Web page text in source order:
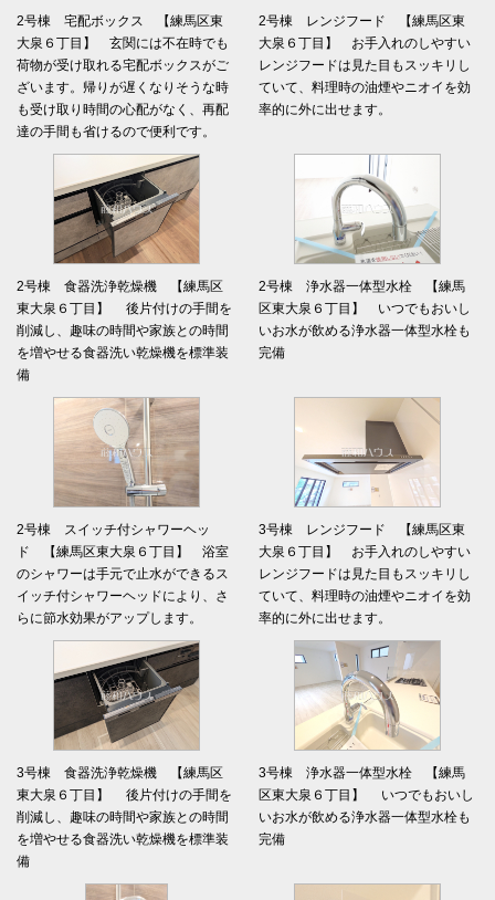
2号棟 宅配ボックス 【練馬区東
大泉６丁目】 玄関には不在時でも
荷物が受け取れる宅配ボックスがご
ざいます。帰りが遅くなりそうな時
も受け取り時間の心配がなく、再配
達の手間も省けるので便利です。
2号棟 レンジフード 【練馬区東
大泉６丁目】 お手入れのしやすい
レンジフードは見た目もスッキリし
ていて、料理時の油煙やニオイを効
率的に外に出せます。
2号棟 食器洗浄乾燥機 【練馬区
東大泉６丁目】 後片付けの手間を
削減し、趣味の時間や家族との時間
を増やせる食器洗い乾燥機を標準装
備
2号棟 浄水器一体型水栓 【練馬
区東大泉６丁目】 いつでもおいし
いお水が飲める浄水器一体型水栓も
完備
2号棟 スイッチ付シャワーヘッ
ド 【練馬区東大泉６丁目】 浴室
のシャワーは手元で止水ができるス
イッチ付シャワーヘッドにより、さ
らに節水効果がアップします。
3号棟 レンジフード 【練馬区東
大泉６丁目】 お手入れのしやすい
レンジフードは見た目もスッキリし
ていて、料理時の油煙やニオイを効
率的に外に出せます。
3号棟 食器洗浄乾燥機 【練馬区
東大泉６丁目】 後片付けの手間を
削減し、趣味の時間や家族との時間
を増やせる食器洗い乾燥機を標準装
備
3号棟 浄水器一体型水栓 【練馬
区東大泉６丁目】 いつでもおいし
いお水が飲める浄水器一体型水栓も
完備